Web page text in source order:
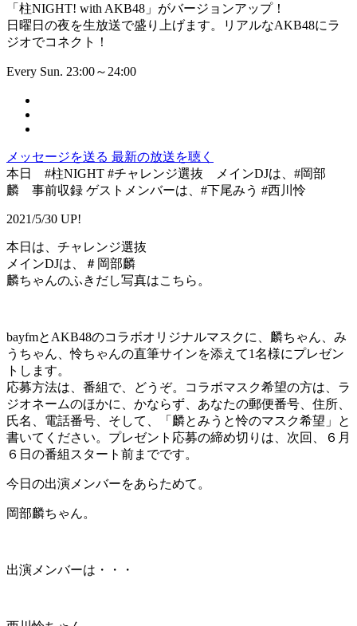
「柱NIGHT! with AKB48」がバージョンアップ！
日曜日の夜を生放送で盛り上げます。リアルなAKB48にラ
ジオでコネクト！
Every Sun. 23:00～24:00
メッセージを送る 最新の放送を聴く
本日 #柱NIGHT #チャレンジ選抜 メインDJは、#岡部
麟 事前収録 ゲストメンバーは、#下尾みう #西川怜
2021/5/30 UP!
本日は、チャレンジ選抜
メインDJは、＃岡部麟
麟ちゃんのふきだし写真はこちら。
bayfmとAKB48のコラボオリジナルマスクに、麟ちゃん、み
うちゃん、怜ちゃんの直筆サインを添えて1名様にプレゼン
トします。
応募方法は、番組で、どうぞ。コラボマスク希望の方は、ラ
ジオネームのほかに、かならず、あなたの郵便番号、住所、
氏名、電話番号、そして、「麟とみうと怜のマスク希望」と
書いてください。プレゼント応募の締め切りは、次回、６月
６日の番組スタート前までです。
今日の出演メンバーをあらためて。
岡部麟ちゃん。
出演メンバーは・・・